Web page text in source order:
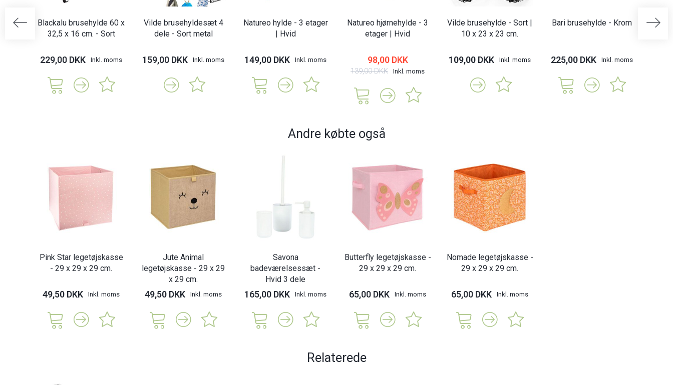
Blackalu brusehylde 60 x
32,5 x 16 cm. - Sort
229,00 DKK Inkl. moms
Vilde brusehyldesæt 4
dele - Sort metal
159,00 DKK Inkl. moms
Natureo hylde - 3 etager
| Hvid
149,00 DKK Inkl. moms
Natureo hjørnehylde - 3
etager | Hvid
98,00 DKK
139,00 DKK Inkl. moms
Vilde brusehylde - Sort |
10 x 23 x 23 cm.
109,00 DKK Inkl. moms
Bari brusehylde - Krom
225,00 DKK Inkl. moms
Andre købte også
Pink Star legetøjskasse
- 29 x 29 x 29 cm.
49,50 DKK Inkl. moms
Jute Animal
legetøjskasse - 29 x 29
x 29 cm.
49,50 DKK Inkl. moms
Savona
badeværelsessæt -
Hvid 3 dele
165,00 DKK Inkl. moms
Butterfly legetøjskasse -
29 x 29 x 29 cm.
65,00 DKK Inkl. moms
Nomade legetøjskasse -
29 x 29 x 29 cm.
65,00 DKK Inkl. moms
Relaterede